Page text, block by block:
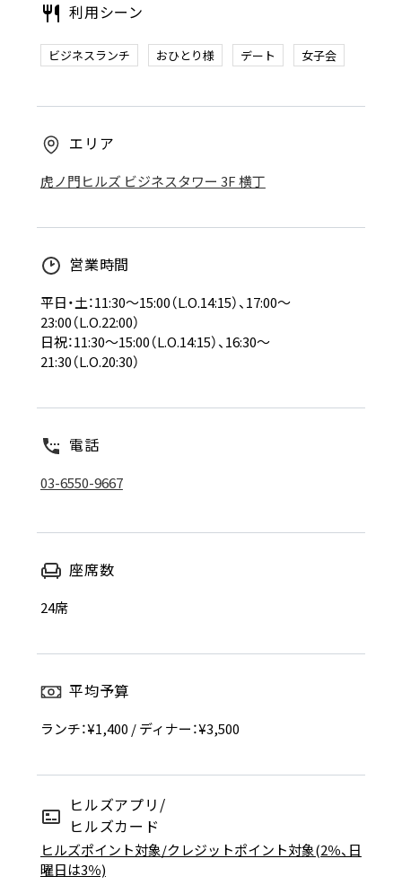
利用シーン
ビジネスランチ おひとり様 デート 女子会
エリア
虎ノ門ヒルズ ビジネスタワー 3F 横丁
営業時間
平日・土：11:30～15:00（L.O.14:15）、17:00～
23:00（L.O.22:00）
日祝：11:30～15:00（L.O.14:15）、16:30～
21:30（L.O.20:30）
電話
03-6550-9667
座席数
24席
平均予算
ランチ：¥1,400 / ディナー：¥3,500
ヒルズアプリ/
ヒルズカード
ヒルズポイント対象/クレジットポイント対象(2％、日
曜日は3％)